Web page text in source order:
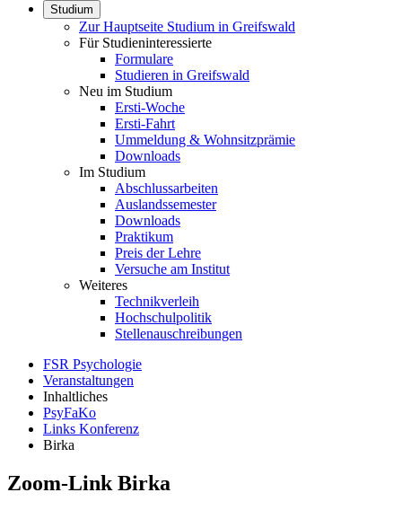
Studium
Zur Hauptseite Studium in Greifswald
Für Studieninteressierte
Formulare
Studieren in Greifswald
Neu im Studium
Ersti-Woche
Ersti-Fahrt
Ummeldung & Wohnsitzprämie
Downloads
Im Studium
Abschlussarbeiten
Auslandssemester
Downloads
Praktikum
Preis der Lehre
Versuche am Institut
Weiteres
Technikverleih
Hochschulpolitik
Stellenauschreibungen
FSR Psychologie
Veranstaltungen
Inhaltliches
PsyFaKo
Links Konferenz
Birka
Zoom-Link Birka